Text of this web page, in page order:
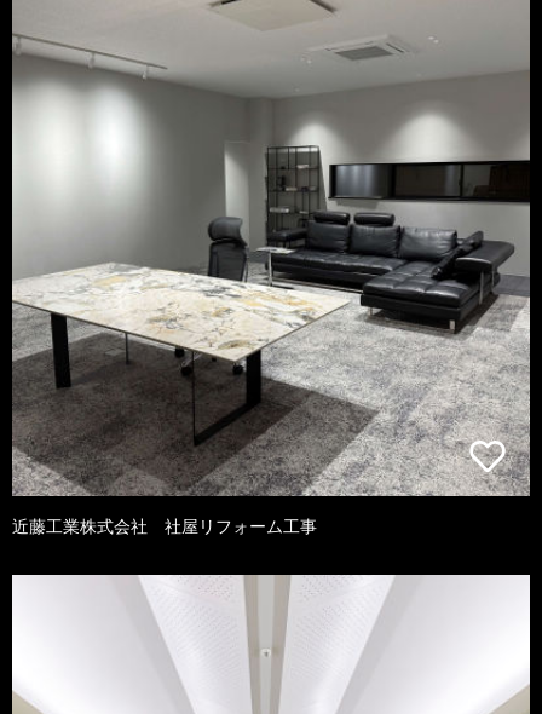
近藤工業株式会社 社屋リフォーム工事